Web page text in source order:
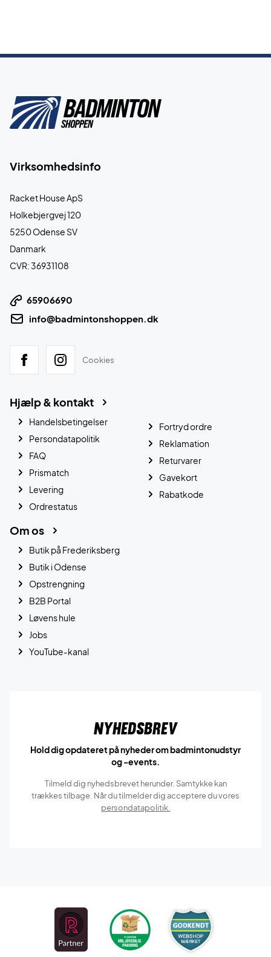
Virksomhedsinfo
Racket House ApS
Holkebjergvej 120
5250 Odense SV
Danmark
CVR: 36931108
65906690
info@badmintonshoppen.dk
Cookies
Hjælp & kontakt
Handelsbetingelser
Persondatapolitik
FAQ
Prismatch
Levering
Ordrestatus
Fortryd ordre
Reklamation
Returvarer
Gavekort
Rabatkode
Om os
Butik på Frederiksberg
Butik i Odense
Opstrengning
B2B Portal
Løvens hule
Jobs
YouTube-kanal
Nyhedsbrev
Hold dig opdateret på nyheder om badmintonudstyr
og -events.
Tilmeld dig nyhedsbrevet herunder. Samtykke kan
trækkes tilbage. Når du tilmelder dig acceptere du vores
persondatapolitik.